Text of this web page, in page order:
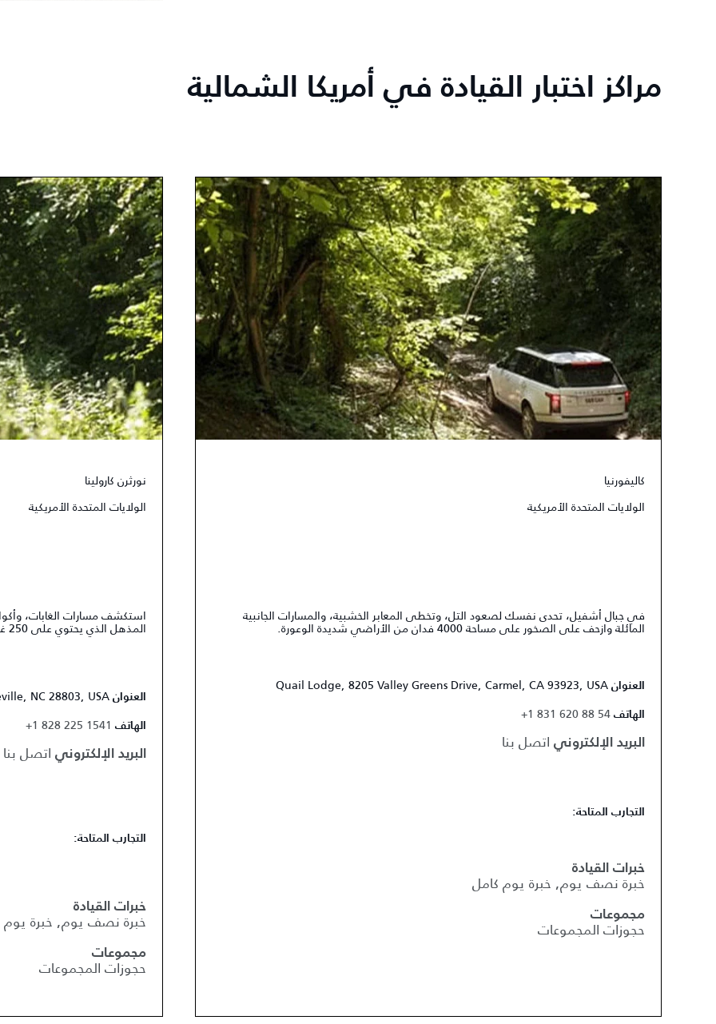
مراكز اختبار القيادة في أمريكا الشمالية
كاليفورنيا
الولايات المتحدة الأمريكية
في جبال أشفيل، تحدى نفسك لصعود التل، وتخطى المعابر الخشبية، والمسارات الجانبية
المائلة وازحف على الصخور على مساحة 4000 فدان من الأراضي شديدة الوعورة.
العنوان Quail Lodge, 8205 Valley Greens Drive, Carmel, CA 93923, USA
الهاتف +1 831 620 88 54
البريد الإلكتروني اتصل بنا
التجارب المتاحة:
خبرات القيادة
خبرة نصف يوم, خبرة يوم كامل
مجموعات
حجوزات المجموعات
نورثرن كارولينا
الولايات المتحدة الأمريكية
استكشف مسارات الغابات،
المذهل الذي يحتوي على 250 غرفة.
العنوان NC 28803, USA
الهاتف +1 828 225 1541
البريد الإلكتروني اتصل بنا
التجارب المتاحة:
خبرات القيادة
خبرة نصف يوم, خبرة يوم
مجموعات
حجوزات المجموعات